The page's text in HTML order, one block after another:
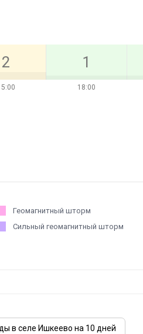
2
18:00
1
Геомагнитный шторм
Сильный геомагнитный шторм
в селе Ишкеево на 10 дней